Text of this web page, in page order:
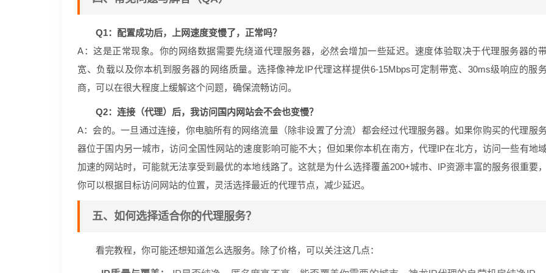
Q1：配置成功后，上网速度变慢了，正常吗？
A：这是正常现象。你的网络数据需要先绕道代理服务器，必然会增加一些延迟。速度体验取决于代理服务器的
宽、负载以及你本机到服务器的网络质量。选择像神龙IP代理这样提供6-15Mbps可定制带宽、30ms级响应的服务
商，可以在很大程度上缓解这个问题，确保流畅访问。
Q2：连接（代理）后，我访问国内网站会不会也变慢？
A：会的。一旦通过连接，你电脑所有的网络流量（除非设置了分流）都会经过代理服务器。如果你购买的代理服务
器位于国内另一城市，访问全国性网站的速度影响可能不大；但如果你本机在南方，代理IP在北方，访问一些有地
加速的网站时，可能就无法享受到最优的本地线路了。这就是为什么选择覆盖200+城市、IP资源丰富的服务很重要，
你可以根据目标访问网站的位置，灵活选择最近的代理节点，减少延迟。
五、如何选择适合你的代理服务？
看完教程，你可能还想知道怎么选服务。除了价格，可以关注这几点：